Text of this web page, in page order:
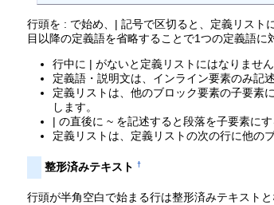
行頭を : で始め、| 記号で区切ると、定義リスト
目以降の定義語を省略することで1つの定義語に
行中に | がないと定義リストにはなりません
定義語・説明文は、インライン要素のみ記
定義リストは、他のブロック要素の子要素
します。
| の直後に ~ を記述すると段落を子要素にす
定義リストは、定義リストの次の行に他の
整形済みテキスト†
行頭が半角空白で始まる行は整形済みテキスト